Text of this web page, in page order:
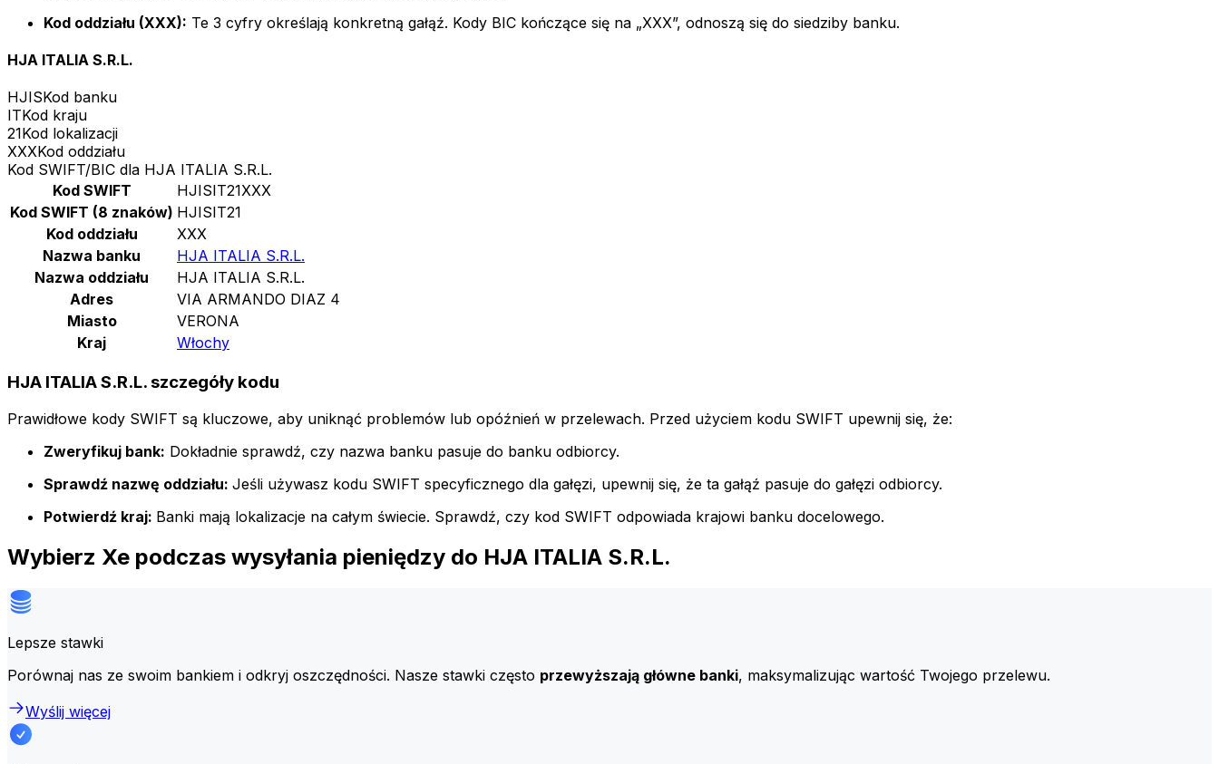
Kod oddziału (XXX): Te 3 cyfry określają konkretną gałąź. Kody BIC kończące się na „XXX”, odnoszą się do siedziby banku.
HJA ITALIA S.R.L.
HJISKod banku
ITKod kraju
21Kod lokalizacji
XXXKod oddziału
Kod SWIFT/BIC dla HJA ITALIA S.R.L.
Kod SWIFT
HJISIT21XXX
Kod SWIFT (8 znaków) HJISIT21
Kod oddziału
XXX
Nazwa banku
HJA ITALIA S.R.L.
Nazwa oddziału
HJA ITALIA S.R.L.
Adres
VIA ARMANDO DIAZ 4
Miasto
VERONA
Kraj
Włochy
HJA ITALIA S.R.L. szczegóły kodu
Prawidłowe kody SWIFT są kluczowe, aby uniknąć problemów lub opóźnień w przelewach. Przed użyciem kodu SWIFT upewnij się, że:
Zweryfikuj bank: Dokładnie sprawdź, czy nazwa banku pasuje do banku odbiorcy.
Sprawdź nazwę oddziału: Jeśli używasz kodu SWIFT specyficznego dla gałęzi, upewnij się, że ta gałąź pasuje do gałęzi odbiorcy.
Potwierdź kraj: Banki mają lokalizacje na całym świecie. Sprawdź, czy kod SWIFT odpowiada krajowi banku docelowego.
Wybierz Xe podczas wysyłania pieniędzy do HJA ITALIA S.R.L.
Lepsze stawki
Porównaj nas ze swoim bankiem i odkryj oszczędności. Nasze stawki często przewyższają główne banki, maksymalizując wartość Twojego przelewu.
Wyślij więcej